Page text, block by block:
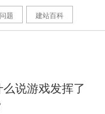
题 建站百科
说游戏发挥了